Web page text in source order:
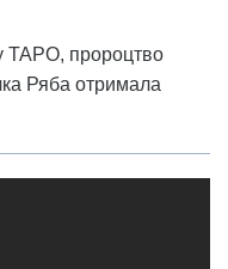
ТАРО, пророцтво
Ряба отримала